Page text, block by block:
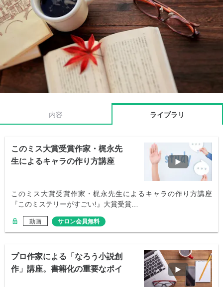
内容 ライブラリ
このミス大賞受賞作家・梶永先
生によるキャラの作り方講座
このミス大賞受賞作家・梶永先生によるキャラの作り方講座
『このミステリーがすごい!』大賞受賞…
動画 サロン会員無料
プロ作家による「なろう小説創
作」講座。書籍化の重要なポイ